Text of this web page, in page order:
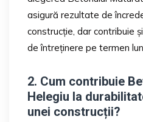
asigură rezultate de
construcție, dar contribuie
de întreținere pe termen
2. Cum contribuie
Helegiu la
unei construcții?